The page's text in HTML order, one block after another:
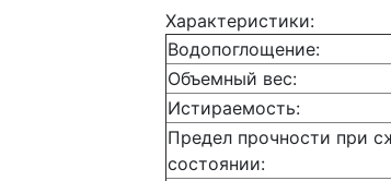
Характеристики:
Водопоглощение:
Объемный вес:
Истираемость:
Предел прочности при
состоянии: